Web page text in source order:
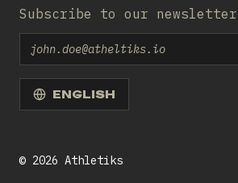
Subscribe to our newsletter
Email
ENGLISH
© 2026 Athletiks